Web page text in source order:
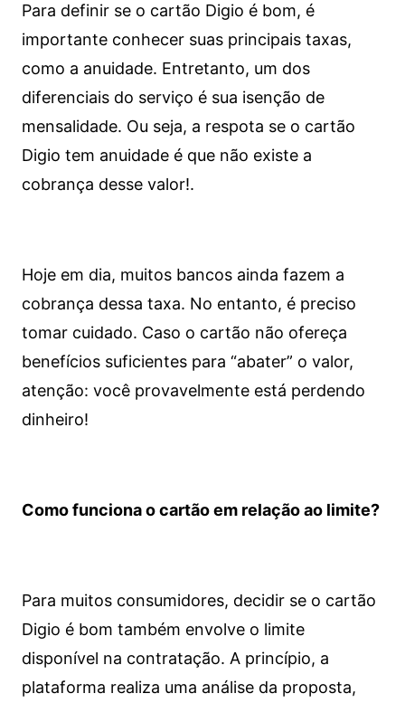
Para definir se o cartão Digio é bom, é
importante conhecer suas principais taxas,
como a anuidade. Entretanto, um dos
diferenciais do serviço é sua isenção de
mensalidade. Ou seja, a respota se o cartão
Digio tem anuidade é que não existe a
cobrança desse valor!.
Hoje em dia, muitos bancos ainda fazem a
cobrança dessa taxa. No entanto, é preciso
tomar cuidado. Caso o cartão não ofereça
benefícios suficientes para “abater” o valor,
atenção: você provavelmente está perdendo
dinheiro!
Como funciona o cartão em relação ao limite?
Para muitos consumidores, decidir se o cartão
Digio é bom também envolve o limite
disponível na contratação. A princípio, a
plataforma realiza uma análise da proposta,